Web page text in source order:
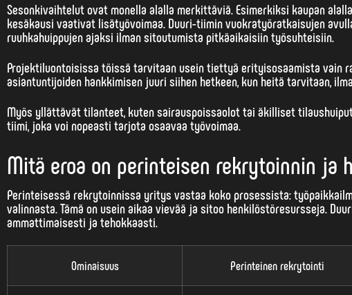
Sesonkivaihtelut ovat monella alalla merkittäviä. Esimerkiksi kaupan
kesäkausi vaativat lisätyövoimaa. Duuri-tiimin vuokratyöratkaisujen
ruuhkahuippujen ajaksi ilman sitoutumista pitkäaikaisiin työsuhteisiin.
Projektiluontoisissa töissä tarvitaan usein tiettyä erityisosaamista vain
asiantuntijoiden hankkimisen juuri siihen hetkeen, kun heitä tarvitaan,
Myös yllättävät tilanteet, kuten sairauspoissaolot tai äkilliset
tiimi, joka voi nopeasti tarjota osaavaa työvoimaa.
Mitä eroa on perinteisen rekrytoinnin ja
Perinteisessä rekrytoinnissa yritys vastaa koko prosessista:
valinnasta. Tämä on usein aikaa vievää ja sitoo henkilöstöresursseja.
ammattimaisesti ja tehokkaasti.
Ominaisuus Perinteinen rekrytointi